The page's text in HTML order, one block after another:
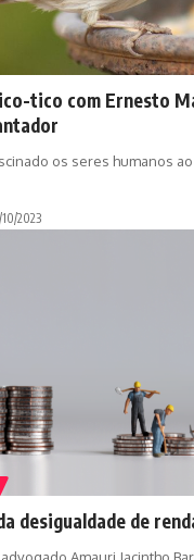
tico com Ernesto
os seres humanos
10/2023
desigualdade de